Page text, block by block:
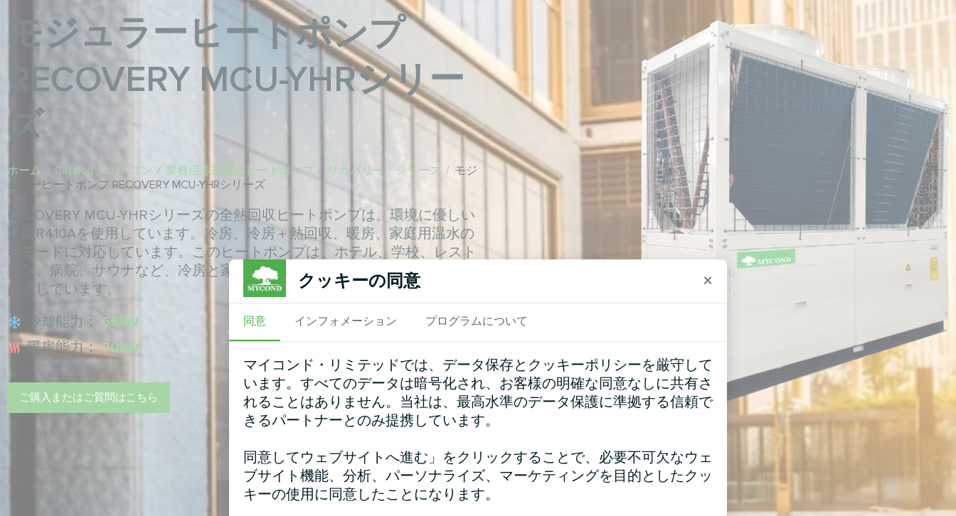
モジュラーヒートポンプ
RECOVERY MCU-YHRシリー
ズ
ホーム Catalog エアコン / 業務用冷凍機とヒートポンプ リカバリー・シリーズ / モジ
ュラーヒートポンプ RECOVERY MCU-YHRシリーズ
RECOVERY MCU-YHRシリーズの全熱回収ヒートポンプは、環境に優しい
冷媒R410Aを使用しています。冷房、冷房＋熱回収、暖房、家庭用温水の
各モードに対応しています。このヒートポンプは、ホテル、学校、レスト
ラン、病院、サウナなど、冷房と家庭用温水を同時に必要とする施設に特
に適しています。
冷却能力： 66kW
暖房能力：70kW
ご購入またはご質問はこちら
クッキーの同意 ×
同意 インフォメーション プログラムについて
マイコンド・リミテッドでは、データ保存とクッキーポリシーを厳守して
います。すべてのデータは暗号化され、お客様の明確な同意なしに共有さ
れることはありません。当社は、最高水準のデータ保護に準拠する信頼で
きるパートナーとのみ提携しています。
同意してウェブサイトへ進む」をクリックすることで、必要不可欠なウェ
ブサイト機能、分析、パーソナライズ、マーケティングを目的としたクッ
キーの使用に同意したことになります。